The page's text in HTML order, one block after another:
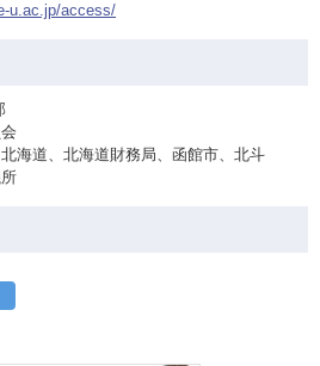
u.ac.jp/access/
海道、北海道財務局、函館市、北斗